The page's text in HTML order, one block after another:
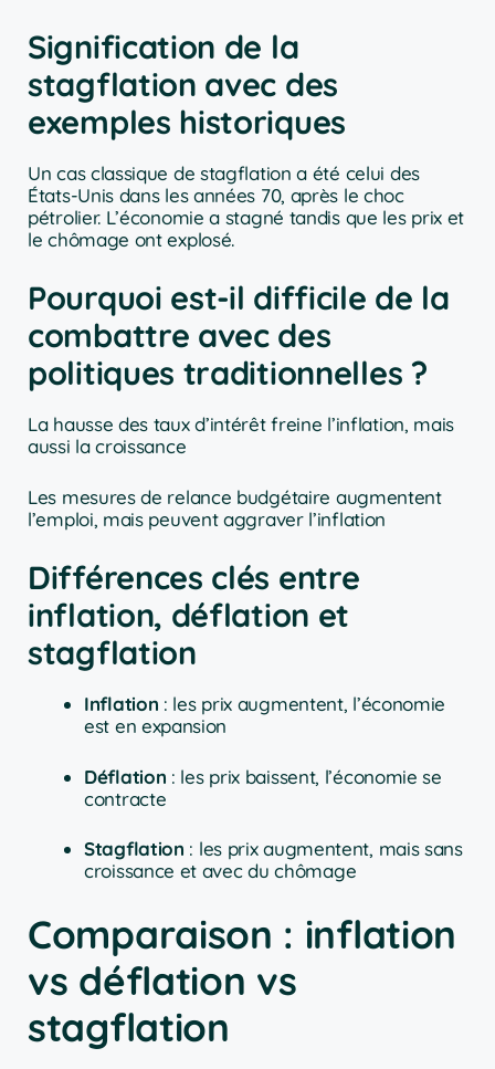
Signification de la
stagflation avec des
exemples historiques
Un cas classique de stagflation a été celui des
États-Unis dans les années 70, après le choc
pétrolier. L’économie a stagné tandis que les prix et
le chômage ont explosé.
Pourquoi est-il difficile de la
combattre avec des
politiques traditionnelles ?
La hausse des taux d’intérêt freine l’inflation, mais
aussi la croissance
Les mesures de relance budgétaire augmentent
l’emploi, mais peuvent aggraver l’inflation
Différences clés entre
inflation, déflation et
stagflation
Inflation : les prix augmentent, l’économie
est en expansion
Déflation : les prix baissent, l’économie se
contracte
Stagflation : les prix augmentent, mais sans
croissance et avec du chômage
Comparaison : inflation
vs déflation vs
stagflation